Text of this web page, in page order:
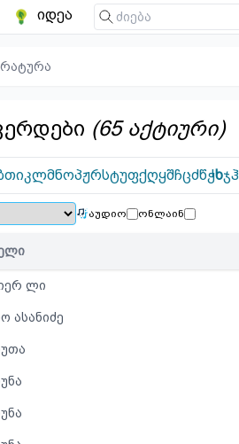
იდეა
(65 აქტიური)
თიკლმნოპჟრსტუფქღყშჩცძწჭხჯჰ
აუდიო ონლაინ
ლი
ასანიძე